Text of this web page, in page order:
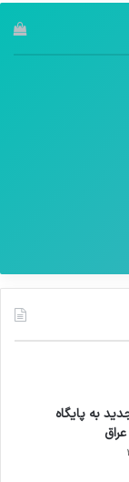
به پایگاه